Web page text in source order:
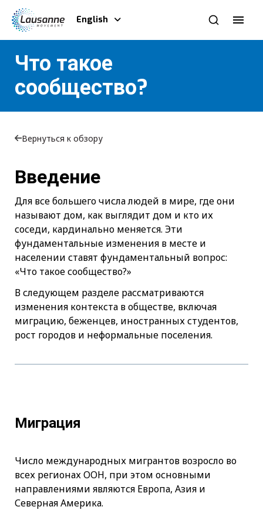
English
Что такое
сообщество?
Вернуться к обзору
Введение
Для все большего числа людей в мире, где они
называют дом, как выглядит дом и кто их
соседи, кардинально меняется. Эти
фундаментальные изменения в месте и
населении ставят фундаментальный вопрос:
«Что такое сообщество?»
В следующем разделе рассматриваются
изменения контекста в обществе, включая
миграцию, беженцев, иностранных студентов,
рост городов и неформальные поселения.
Миграция
Число международных мигрантов возросло во
всех регионах ООН, при этом основными
направлениями являются Европа, Азия и
Северная Америка.